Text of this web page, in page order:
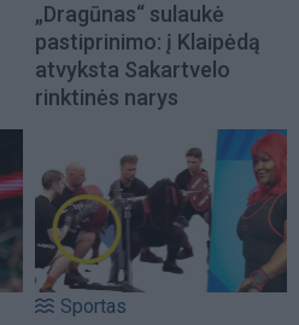
„Dragūnas“ sulaukė
pastiprinimo: į Klaipėdą
atvyksta Sakartvelo
rinktinės narys
Sportas